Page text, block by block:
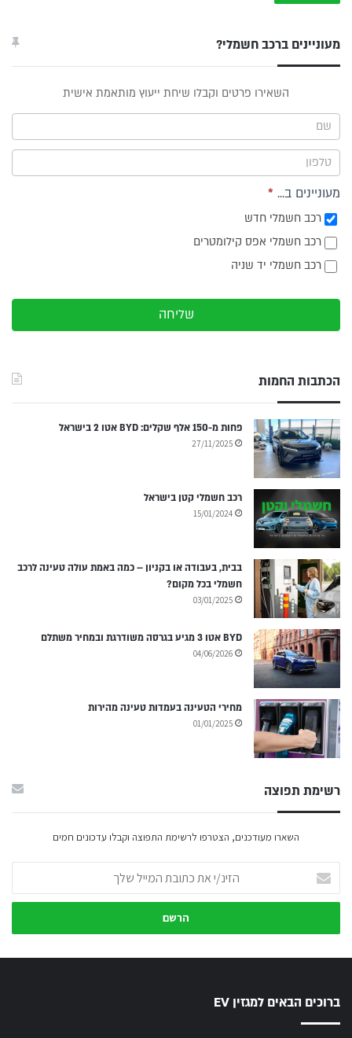
מעוניינים ברכב חשמלי?
תפריט
צד
השאירו פרטים וקבלו שיחת ייעוץ מותאמת אישית
מעוניינים ב... *
רכב חשמלי חדש
רכב חשמלי אפס קילומטרים
רכב חשמלי יד שניה
שליחה
הכתבות החמות
פחות מ-150 אלף שקלים: BYD אטו 2 בישראל
27/11/2025
רכב חשמלי קטן בישראל
15/01/2024
בבית, בעבודה או בקניון – כמה באמת עולה טעינה לרכב
חשמלי בכל מקום?
03/01/2025
BYD אטו 3 מגיע בגרסה משודרגת ובמחיר משתלם
04/06/2026
מחירי הטעינה בעמדות טעינה מהירות
01/01/2025
רשימת תפוצה
השארו מעודכנים, הצטרפו לרשימת התפוצה וקבלו עדכונים חמים
הזינ/י
את
כתובת
שלך
ברוכים הבאים למגזין EV